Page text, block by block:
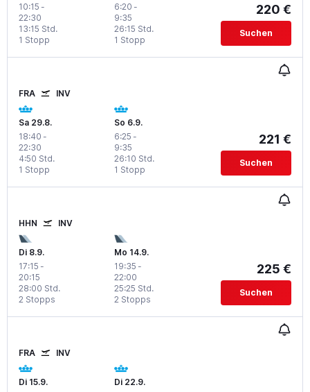
10:15 -
22:30
1 Stopp
13:15 Std.
6:20 -
9:35
1 Stopp
26:15 Std.
220 €
Suchen
FRA INV
Sa 29.8.
18:40 -
22:30
1 Stopp
4:50 Std.
So 6.9.
6:25 -
9:35
1 Stopp
26:10 Std.
221 €
Suchen
HHN INV
Di 8.9.
17:15 -
20:15
2 Stopps
28:00 Std.
Mo 14.9.
19:35 -
22:00
2 Stopps
25:25 Std.
225 €
Suchen
FRA INV
Di 15.9.
Di 22.9.